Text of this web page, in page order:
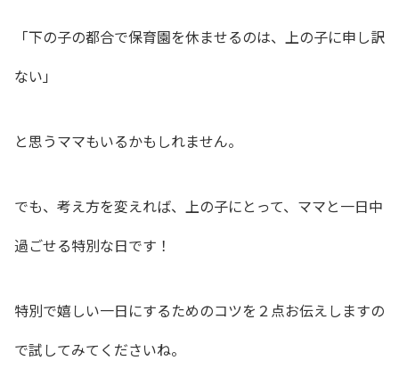
「下の子の都合で保育園を休ませるのは、上の子に申し訳
ない」
と思うママもいるかもしれません。
でも、考え方を変えれば、上の子にとって、ママと一日中
過ごせる特別な日です！
特別で嬉しい一日にするためのコツを２点お伝えしますの
で試してみてくださいね。